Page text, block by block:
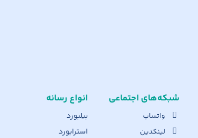
انواع رسانه
بیلبورد
استرابورد
شبکه‌های اجت​ماعی
واتساپ
لینکدین